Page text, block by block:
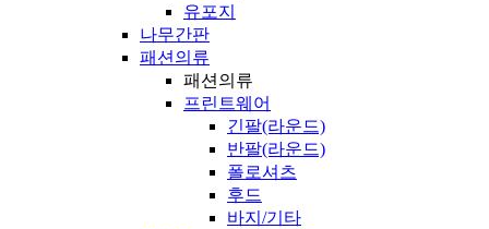
유포지
나무간판
패션의류
패션의류
프린트웨어
긴팔(라운드)
반팔(라운드)
폴로셔츠
후드
바지/기타